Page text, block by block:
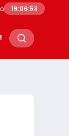
Havacılık
19:06:54